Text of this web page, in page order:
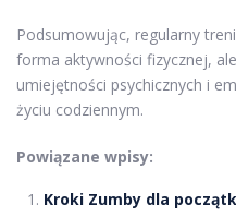
Podsumowując, regularny
forma aktywności fizycznej,
umiejętności psychicznych i
życiu codziennym.
Powiązane wpisy:
Kroki Zumby dla